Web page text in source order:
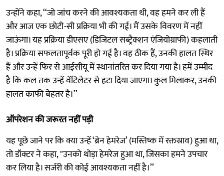
उन्होंने कहा, ‘‘जो जांच करने की आवश्यकता थी, वह हमने कर ली हैं
और आज एक छोटी-सी प्रक्रिया भी की गई। मैं उसके विवरण में नहीं
जाऊंगा। यह प्रक्रिया डीएसए (डिजिटल सब्ट्रैक्शन एंजियोग्राफी) कहलाती
है। प्रक्रिया सफलतापूर्वक पूरी हो गई है। वह ठीक हैं, उनकी हालत स्थिर
हैं और उन्हें फिर से आईसीयू में स्थानांतरित कर दिया गया है। हमें उम्मीद
है कि कल तक उन्हें वेंटिलेटर से हटा दिया जाएगा। कुल मिलाकर, उनकी
हालत काफी बेहतर है।’’
ऑपरेशन की जरूरत नहीं पड़ी
यह पूछे जाने पर कि क्या उन्हें ‘ब्रेन हेमरेज’ (मस्तिष्क में रक्तस्राव) हुआ था,
तो डॉक्टर ने कहा, "उनको थोड़ा हेमरेज हुआ था, जिसका हमने उपचार
कर लिया है। सर्जरी की कोई आवश्यकता नहीं है।’’